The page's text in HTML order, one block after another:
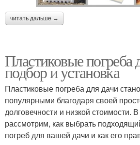
читать дальше →
Пластиковые погреба
подбор и установка
Пластиковые погреба для дачи
популярными благодаря своей
долговечности и низкой стоимости.
рассмотрим, как выбрать
погреб для вашей дачи и как его